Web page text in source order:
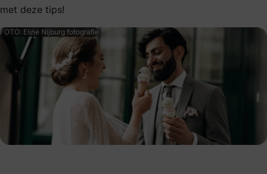
met deze tips!
FOTO: Eline Nijburg fotografie